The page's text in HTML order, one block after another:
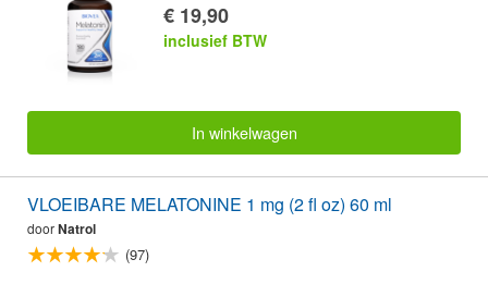
€ 19,90
inclusief BTW
In winkelwagen
VLOEIBARE MELATONINE 1 mg (2 fl oz) 60 ml
doorNatrol
(97)